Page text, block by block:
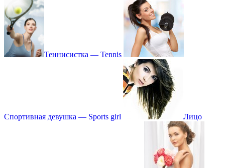
Теннисистка — Tennis
Спортивная девушка — Sports girl Лицо